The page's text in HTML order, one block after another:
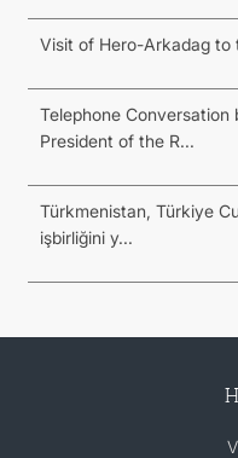
Visit of Hero-Arkadag to
Telephone
President of the R...
Türkmenistan, Türkiye
işbirliğini y...